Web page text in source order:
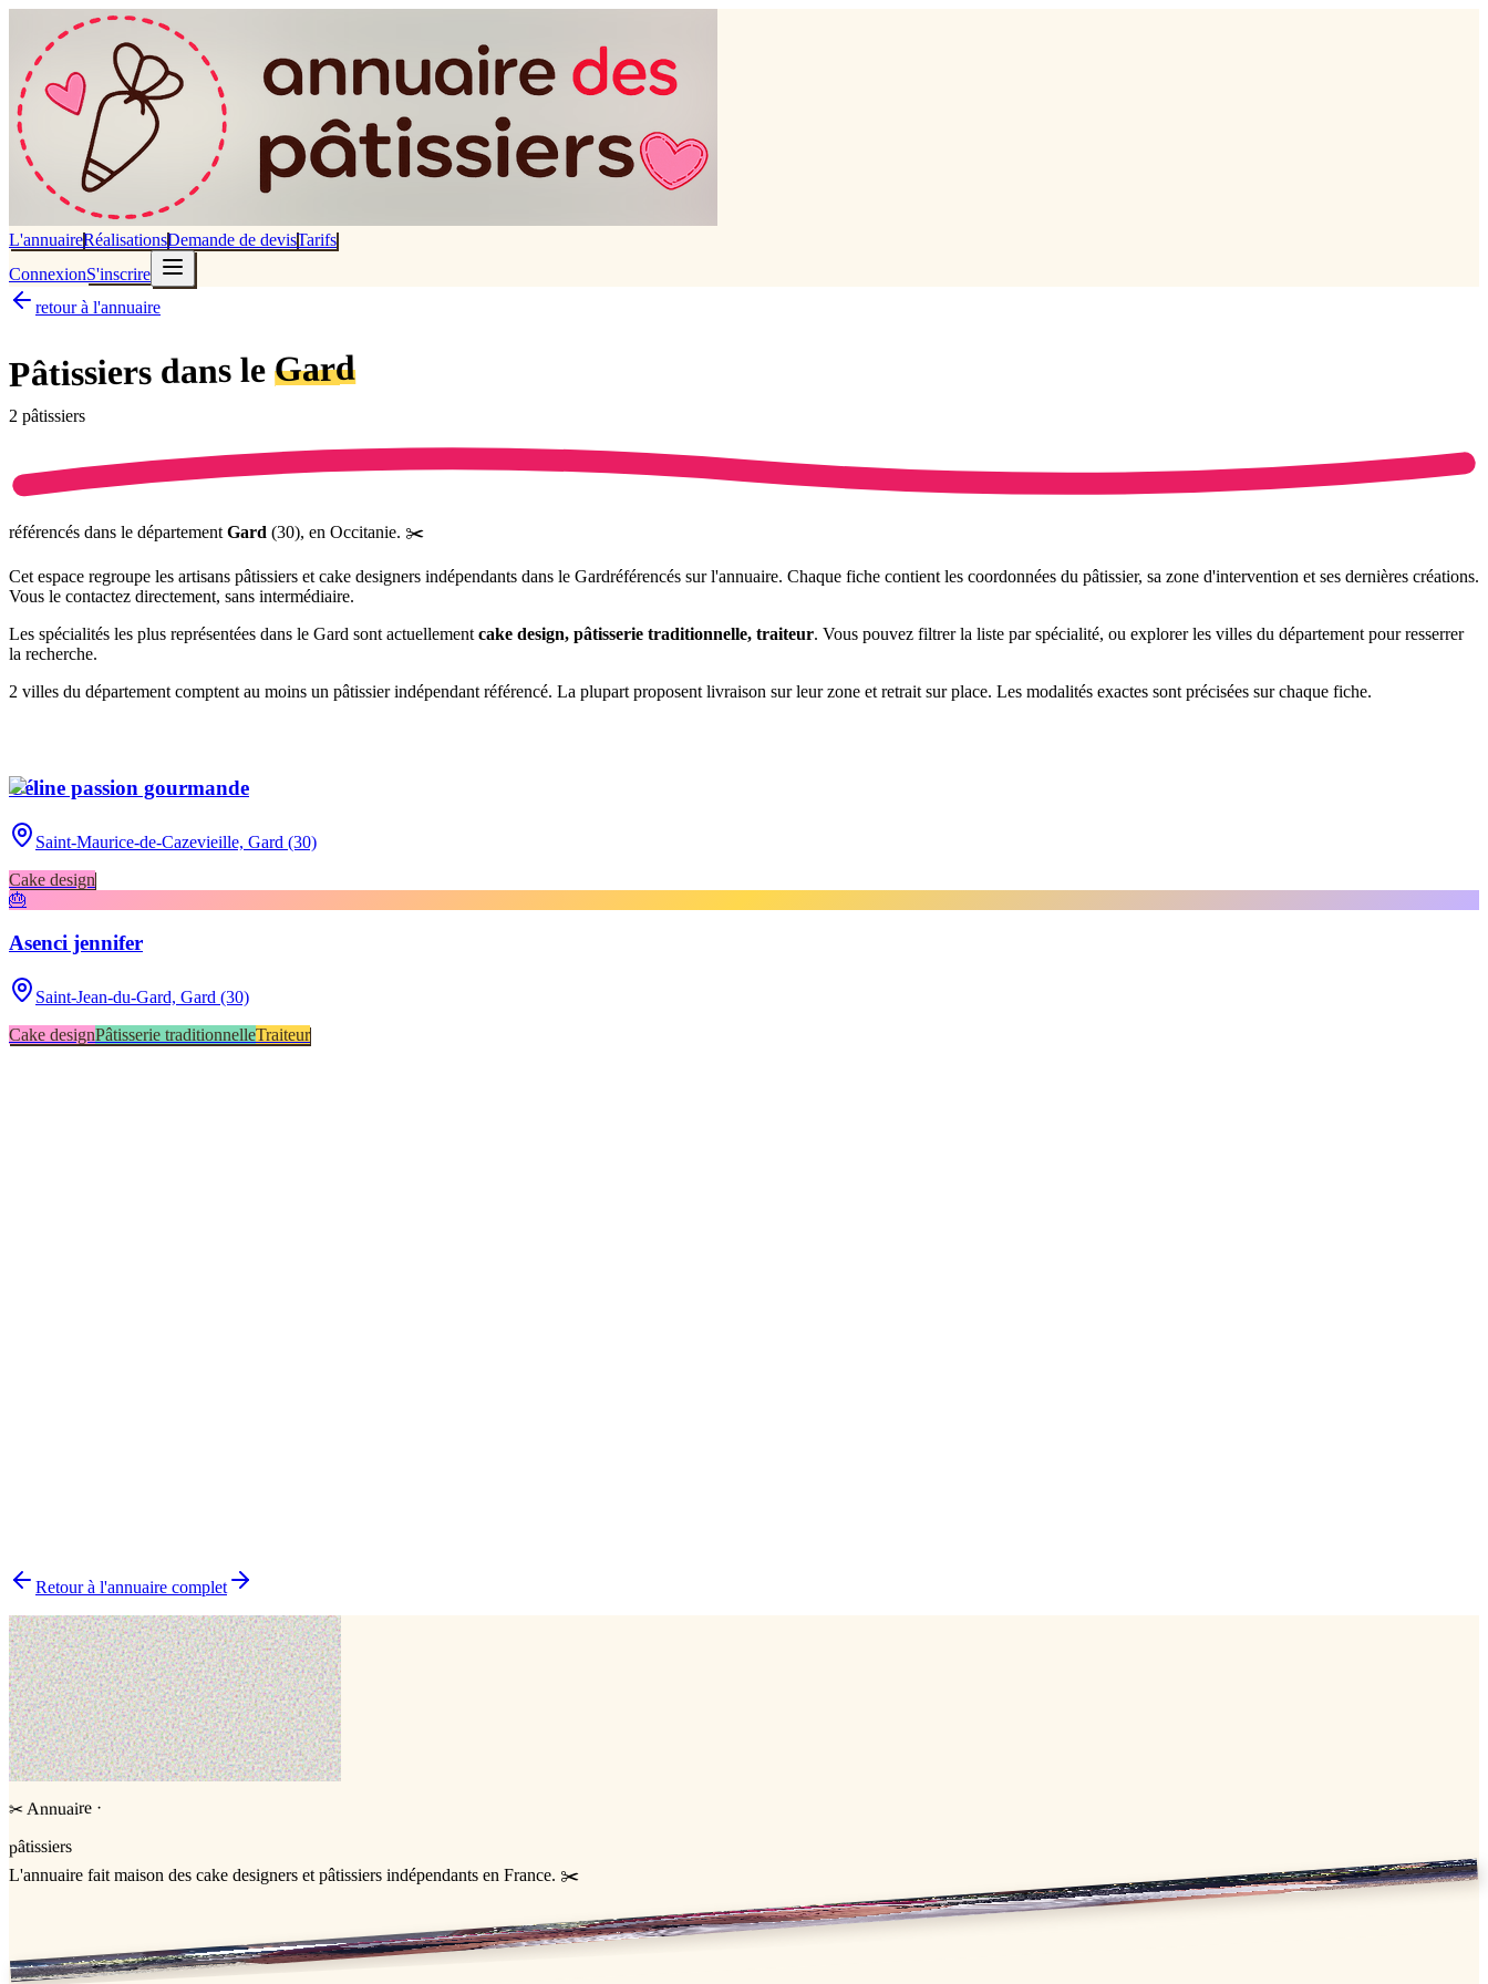
L'annuaireRéalisationsDemande de devisTarifs
ConnexionS'inscrire
retour à l'annuaire
Pâtissiers dans leGard
2 pâtissiers
référencés dans le département Gard (30), en Occitanie. ✂️
Cet espace regroupe les artisans pâtissiers et cake designers indépendants dans le Gardréférencés sur l'annuaire. Chaque fiche contient les coordonnées du pâtissier, sa zone d'intervention et ses dernières créations.
Vous le contactez directement, sans intermédiaire.
Les spécialités les plus représentées dans le Gard sont actuellement cake design, pâtisserie traditionnelle, traiteur. Vous pouvez filtrer la liste par spécialité, ou explorer les villes du département pour resserrer
la recherche.
2 villes du département comptent au moins un pâtissier indépendant référencé. La plupart proposent livraison sur leur zone et retrait sur place. Les modalités exactes sont précisées sur chaque fiche.
Céline passion gourmande
Saint-Maurice-de-Cazevieille, Gard (30)
Cake design
🎂
Asenci jennifer
Saint-Jean-du-Gard, Gard (30)
Cake designPâtisserie traditionnelleTraiteur
Pourquoi choisir un pâtissier indépendant ?
Retour à l'annuaire complet
✂ Annuaire ·
pâtissiers
L'annuaire fait maison des cake designers et pâtissiers indépendants en France. ✂️
Jessica & Jérémy ♡